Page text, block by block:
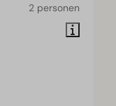
2 personen